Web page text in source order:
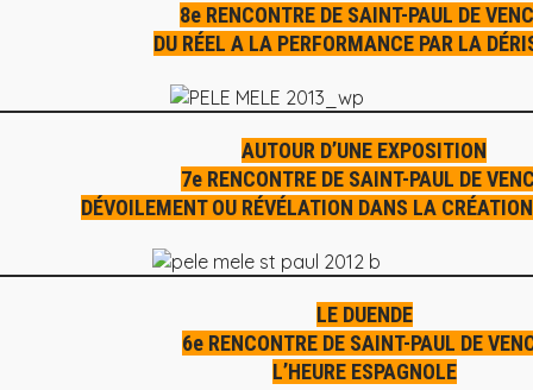
8e RENCONTRE DE SAINT-PAUL DE
DU RÉEL A LA PERFORMANCE PAR LA
AUTOUR D’UNE EXPOSITION
7e RENCONTRE DE SAINT-PAUL DE
DÉVOILEMENT OU RÉVÉLATION DANS LA
LE DUENDE
6e RENCONTRE DE SAINT-PAUL DE
L’HEURE ESPAGNOLE